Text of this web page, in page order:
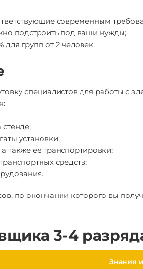
современным
подстроить под ваши нужды;
для групп от 2 человек.
специалистов для работы с
установки;
также ее транспортировки;
средств;
по окончании которого вы
3-4
Знания